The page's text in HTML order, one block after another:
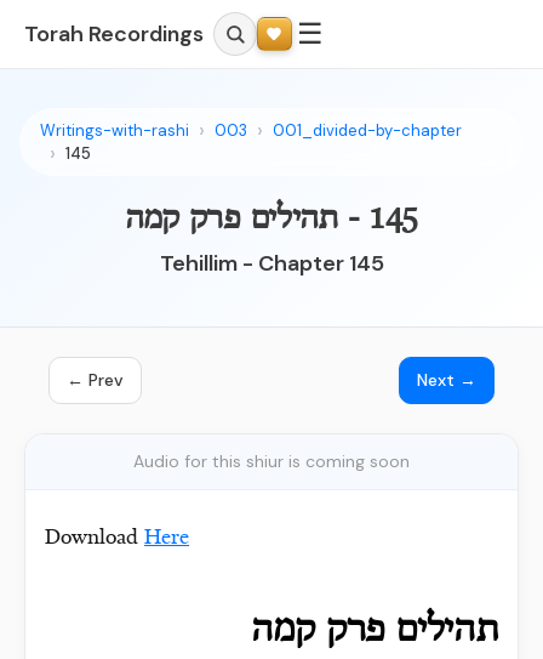
Torah Recordings ☰
Writings-with-rashi 003
001_divided-by-chapter
145
145 - תהילים פרק קמה
Tehillim - Chapter 145
← Prev Next →
Audio for this shiur is coming soon
Download Here
תהילים פרק קמה